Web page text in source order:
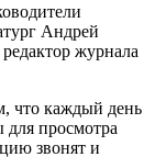
Андрей
журнала
что каждый день
для просмотра
звонят и